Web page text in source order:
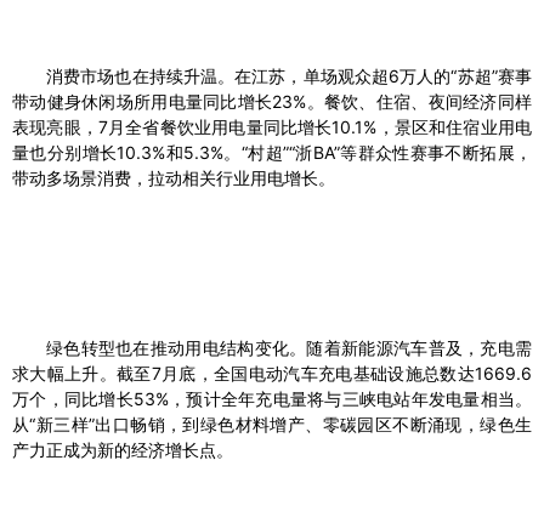
消费市场也在持续升温。在江苏，单场观众超6万人的“苏超”赛事
带动健身休闲场所用电量同比增长23%。餐饮、住宿、夜间经济同样
表现亮眼，7月全省餐饮业用电量同比增长10.1%，景区和住宿业用电
量也分别增长10.3%和5.3%。“村超”“浙BA”等群众性赛事不断拓展，
带动多场景消费，拉动相关行业用电增长。
绿色转型也在推动用电结构变化。随着新能源汽车普及，充电需
求大幅上升。截至7月底，全国电动汽车充电基础设施总数达1669.6
万个，同比增长53%，预计全年充电量将与三峡电站年发电量相当。
从“新三样”出口畅销，到绿色材料增产、零碳园区不断涌现，绿色生
产力正成为新的经济增长点。